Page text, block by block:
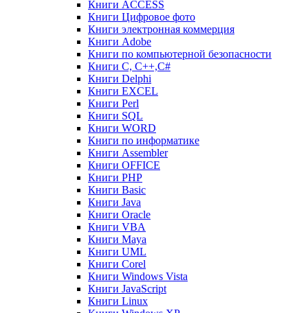
Книги ACCESS
Книги Цифровое фото
Книги электронная коммерция
Книги Adobe
Книги по компьютерной безопасности
Книги C, C++,С#
Книги Delphi
Книги EXCEL
Книги Perl
Книги SQL
Книги WORD
Книги по информатике
Книги Assembler
Книги OFFICE
Книги PHP
Книги Basic
Книги Java
Книги Oracle
Книги VBA
Книги Maya
Книги UML
Книги Corel
Книги Windows Vista
Книги JavaScript
Книги Linux